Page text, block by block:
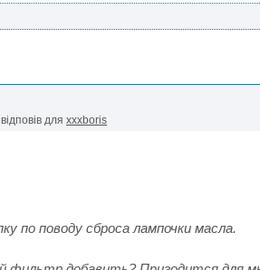
відповів для xxxboris
по поводу сброса лампочки масла.